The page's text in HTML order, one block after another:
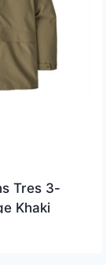
Tres 3-
Khaki